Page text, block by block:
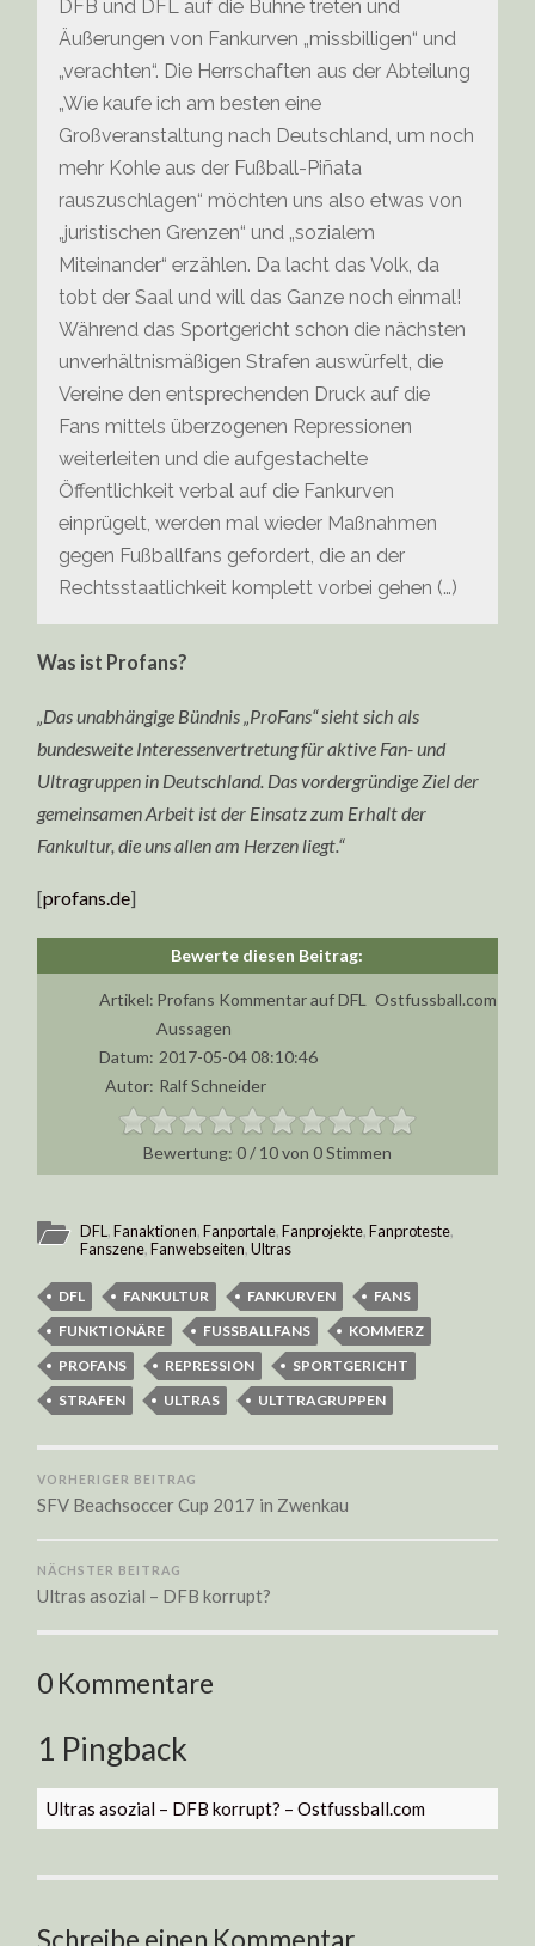
DFB und DFL auf die Bühne treten und
Äußerungen von Fankurven „missbilligen“ und
„verachten“. Die Herrschaften aus der Abteilung
„Wie kaufe ich am besten eine
Großveranstaltung nach Deutschland, um noch
mehr Kohle aus der Fußball-Piñata
rauszuschlagen“ möchten uns also etwas von
„juristischen Grenzen“ und „sozialem
Miteinander“ erzählen. Da lacht das Volk, da
tobt der Saal und will das Ganze noch einmal!
Während das Sportgericht schon die nächsten
unverhältnismäßigen Strafen auswürfelt, die
Vereine den entsprechenden Druck auf die
Fans mittels überzogenen Repressionen
weiterleiten und die aufgestachelte
Öffentlichkeit verbal auf die Fankurven
einprügelt, werden mal wieder Maßnahmen
gegen Fußballfans gefordert, die an der
Rechtsstaatlichkeit komplett vorbei gehen (…)
Was ist Profans?
„Das unabhängige Bündnis „ProFans“ sieht sich als
bundesweite Interessenvertretung für aktive Fan- und
Ultragruppen in Deutschland. Das vordergründige Ziel der
gemeinsamen Arbeit ist der Einsatz zum Erhalt der
Fankultur, die uns allen am Herzen liegt.“
[profans.de]
Artikel: Profans Kommentar auf DFL
Aussagen
Ostfussball.com
Datum: 2017-05-04 08:10:46
Autor: Ralf Schneider
0/ 10von 0Stimmen
DFL,Fanaktionen,Fanportale,Fanprojekte,Fanproteste,
Fanszene,Fanwebseiten,Ultras
DFL FANKULTUR FANKURVEN
FANS
FUNKTIONÄRE
FUSSBALLFANS
KOMMERZ
PROFANS
REPRESSION
SPORTGERICHT
STRAFEN
ULTRAS ULTTRAGRUPPEN
VORHERIGER BEITRAG
SFV Beachsoccer Cup 2017 in Zwenkau
NÄCHSTER BEITRAG
Ultras asozial – DFB korrupt?
0 Kommentare
1 Pingback
Ultras asozial – DFB korrupt? – Ostfussball.com
Schreibe einen Kommentar